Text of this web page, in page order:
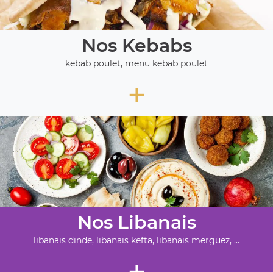
Nos Kebabs
kebab poulet, menu kebab poulet
+
Nos Libanais
libanais dinde, libanais kefta, libanais merguez, ...